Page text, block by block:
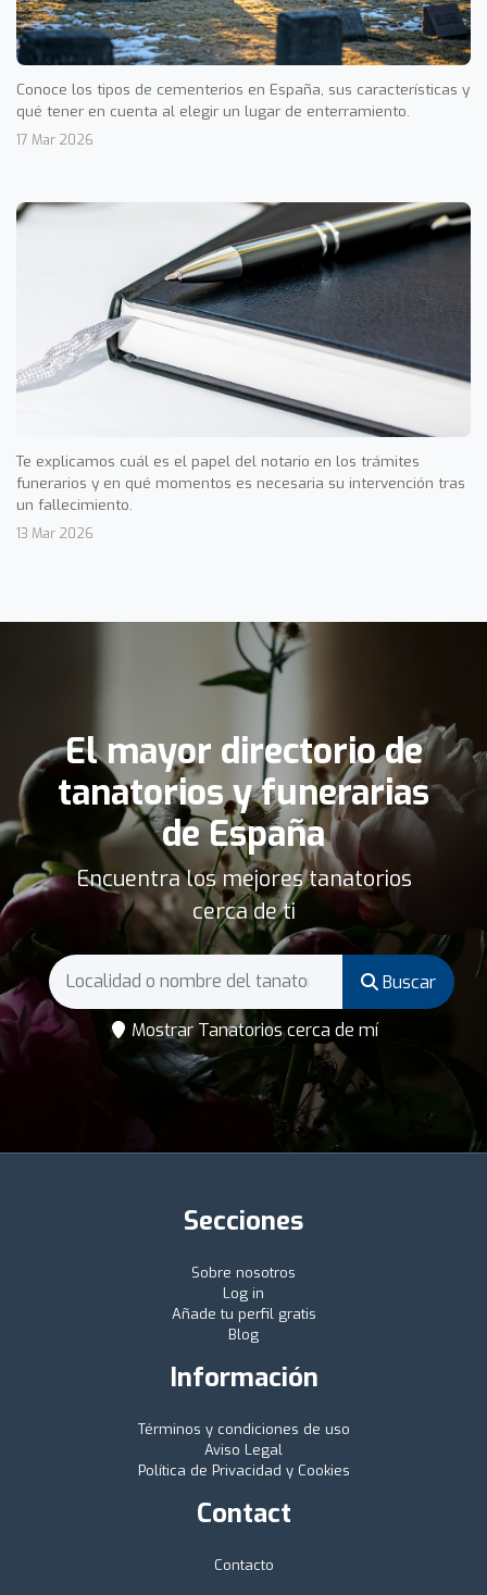
Conoce los tipos de cementerios en España, sus características y
qué tener en cuenta al elegir un lugar de enterramiento.
17 Mar 2026
Te explicamos cuál es el papel del notario en los trámites
funerarios y en qué momentos es necesaria su intervención tras
un fallecimiento.
13 Mar 2026
El mayor directorio de
tanatorios y funerarias
de España
Encuentra los mejores tanatorios
cerca de ti
Buscar
Mostrar Tanatorios cerca de mí
Secciones
Sobre nosotros
Log in
Añade tu perfil gratis
Blog
Información
Términos y condiciones de uso
Aviso Legal
Política de Privacidad y Cookies
Contact
Contacto